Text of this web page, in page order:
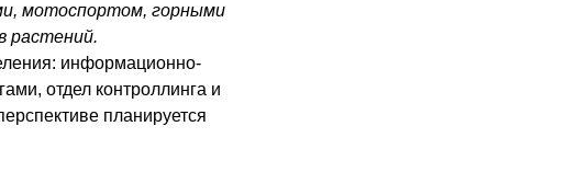
мотоспортом, горными
растений.
информационно-
отдел контроллинга и
планируется